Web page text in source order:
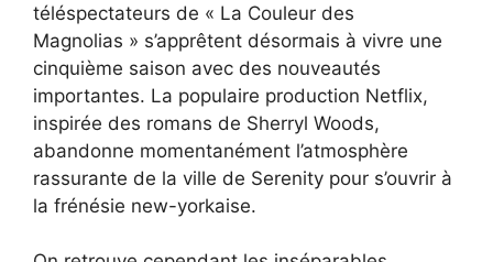
téléspectateurs de « La Couleur des
Magnolias » s’apprêtent désormais à vivre une
cinquième saison avec des nouveautés
importantes. La populaire production Netflix,
inspirée des romans de Sherryl Woods,
abandonne momentanément l’atmosphère
rassurante de la ville de Serenity pour s’ouvrir à
la frénésie new-yorkaise.